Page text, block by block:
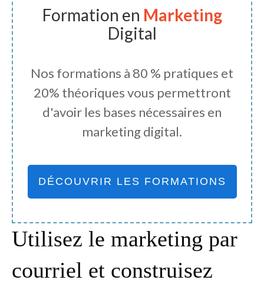
Formation en Marketing
Digital
Nos formations à 80 % pratiques et
20% théoriques vous permettront
d'avoir les bases nécessaires en
marketing digital.
DÉCOUVRIR LES FORMATIONS
Utilisez le marketing par
courriel et construisez